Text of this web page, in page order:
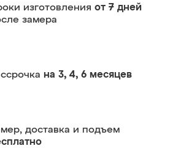
изготовления от 7 дней
замера
на 3, 4, 6 месяцев
доставка и подъем